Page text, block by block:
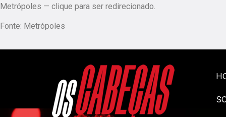
Metrópoles — clique para ser redirecionado.
Fonte: Metrópoles